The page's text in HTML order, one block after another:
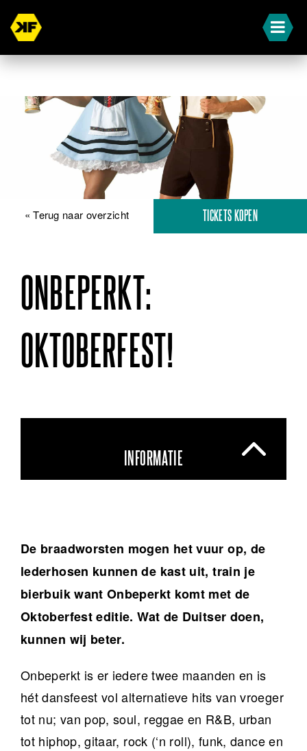
« Terug naar overzicht TICKETS KOPEN
ONBEPERKT:
OKTOBERFEST!
INFORMATIE
De braadworsten mogen het vuur op, de
lederhosen kunnen de kast uit, train je
bierbuik want Onbeperkt komt met de
Oktoberfest editie. Wat de Duitser doen,
kunnen wij beter.
Onbeperkt is er iedere twee maanden en is
hét dansfeest vol alternatieve hits van vroeger
tot nu; van pop, soul, reggae en R&B, urban
tot hiphop, gitaar, rock (‘n roll), funk, dance en